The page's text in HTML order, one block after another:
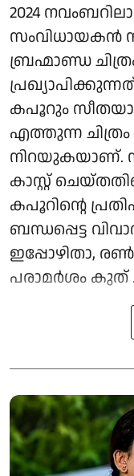
2024
സംവിധായകൻ
ബ്രഹ്മാണ്ഡ
കപൂറും
എത്തുന്ന
നിറയുകയാണ്.
കാസ്റ്റ്
കപൂറിന്റെ
ബന്ധപ്പെട്ട
ഇപ്പോഴിതാ,
പരാമർശം കുത്